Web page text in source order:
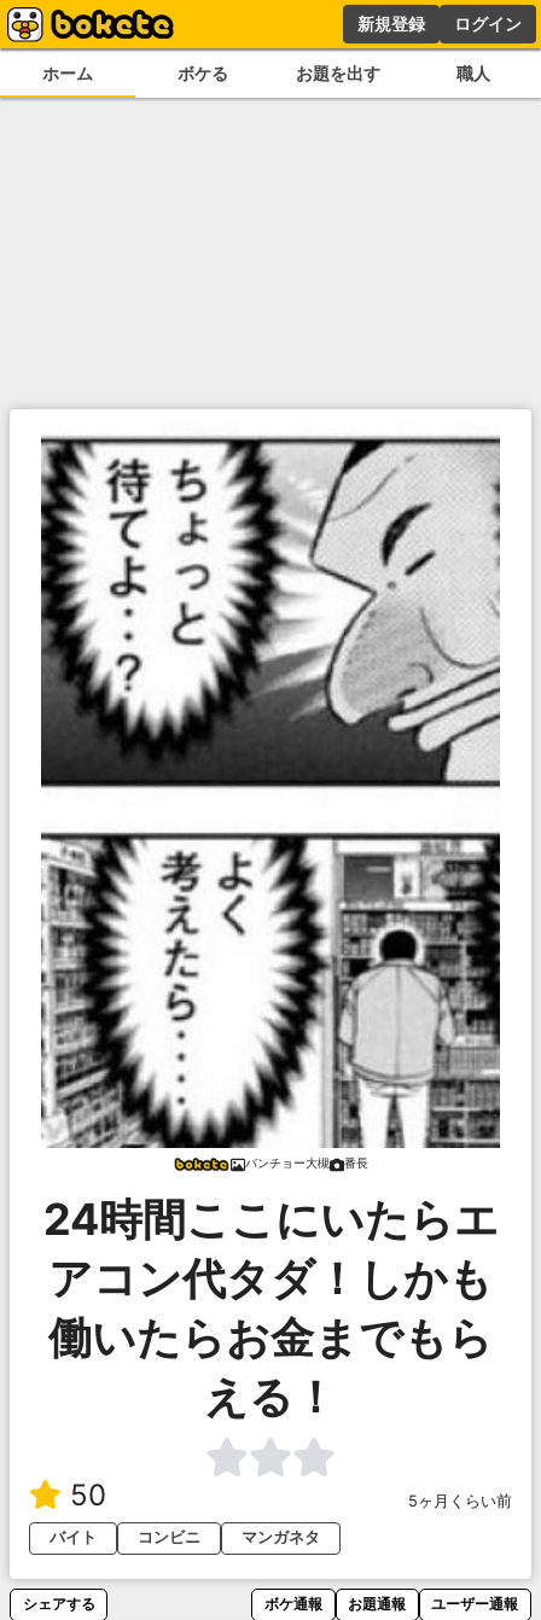
新規登録 ログイン
ホーム ボケる お題を出す 職人
バンチョー大槻 番長
24時間ここにいたらエ
アコン代タダ！しかも
働いたらお金までもら
える！
50
5ヶ月くらい前
バイト
コンビニ マンガネタ
シェアする ボケ通報 お題通報 ユーザー通報